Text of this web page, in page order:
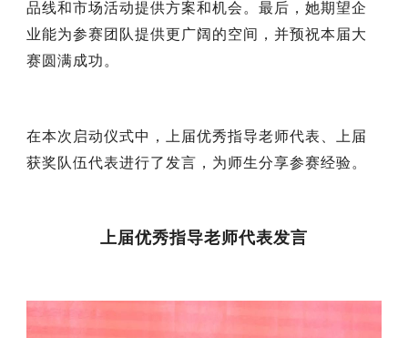
品线和市场活动提供方案和机会。最后，她期望企
业能为参赛团队提供更广阔的空间，并预祝本届大
赛圆满成功。
在本次启动仪式中，上届优秀指导老师代表、上届
获奖队伍代表进行了发言，为师生分享参赛经验。
上届优秀指导老师代表发言